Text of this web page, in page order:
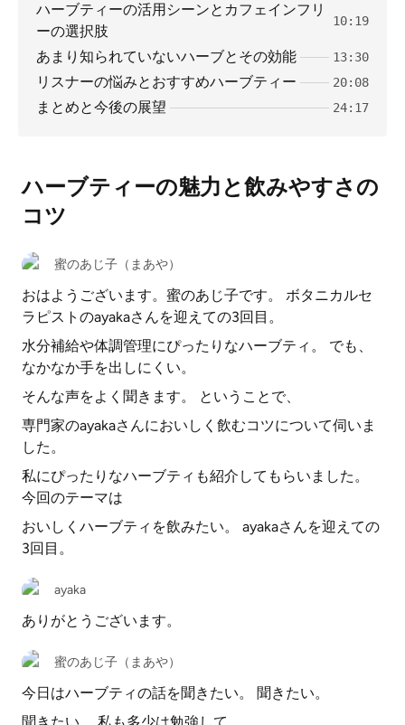
ハーブティーの活用シーンとカフェインフリ
ーの選択肢
10:19
あまり知られていないハーブとその効能 13:30
リスナーの悩みとおすすめハーブティー 20:08
まとめと今後の展望 24:17
ハーブティーの魅力と飲みやすさの
コツ
蜜のあじ子（まあや）
おはようございます。蜜のあじ子です。 ボタニカルセ
ラピストのayakaさんを迎えての3回目。
水分補給や体調管理にぴったりなハーブティ。 でも、
なかなか手を出しにくい。
そんな声をよく聞きます。 ということで、
専門家のayakaさんにおいしく飲むコツについて伺いま
した。
私にぴったりなハーブティも紹介してもらいました。
今回のテーマは
おいしくハーブティを飲みたい。 ayakaさんを迎えての
3回目。
ayaka
ありがとうございます。
蜜のあじ子（まあや）
今日はハーブティの話を聞きたい。 聞きたい。